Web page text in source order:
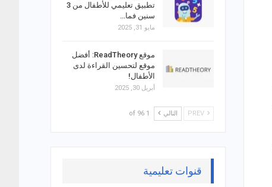
تطبيق تعليمي للأطفال من 3
سنين فما…
مايو 31, 2025
موقع ReadTheory: أفضل
موقع لتحسين القراءة لدى
الأطفال!
أبريل 30, 2025
التالي 1 of 96
قنوات تعليمية